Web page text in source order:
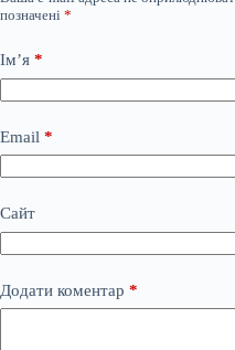
позначені *
Ім’я *
Email *
Сайт
Додати коментар *